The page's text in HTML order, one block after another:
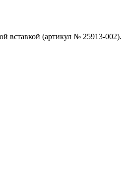
вставкой (артикул № 25913-002).